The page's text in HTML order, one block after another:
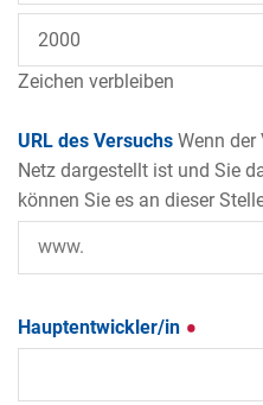
Zeichen verbleiben
URL des Versuchs Wenn der
Netz dargestellt ist und Sie
können Sie es an dieser
Hauptentwickler/in